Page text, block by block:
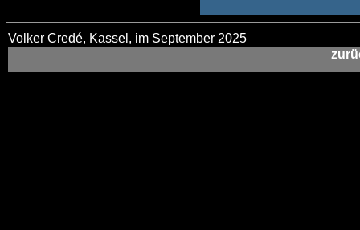
Volker Credé, Kassel, im September 2025